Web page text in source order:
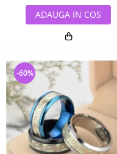
ADAUGA IN COS
-60%